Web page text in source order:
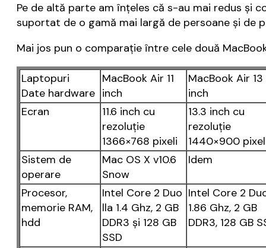
Pe de altă parte am înţeles că s-au mai redus şi
suportat de o gamă mai largă de persoane şi de
Mai jos pun o comparaţie între cele două
Laptopuri
Date hardware
MacBook Air 11
inch
MacBook Air 13
inch
Ecran
11.6 inch cu
rezoluţie
1366×768 pixeli
13.3 inch cu
rezoluţie
1440×900
Sistem de
operare
Mac OS X v10.6
Snow
Idem
Procesor,
memorie RAM,
hdd
Intel Core 2 Duo
lla 1.4 Ghz, 2 GB
DDR3 şi 128 GB
SSD
Intel Core 2
1.86 Ghz, 2 GB
DDR3, 128 GB